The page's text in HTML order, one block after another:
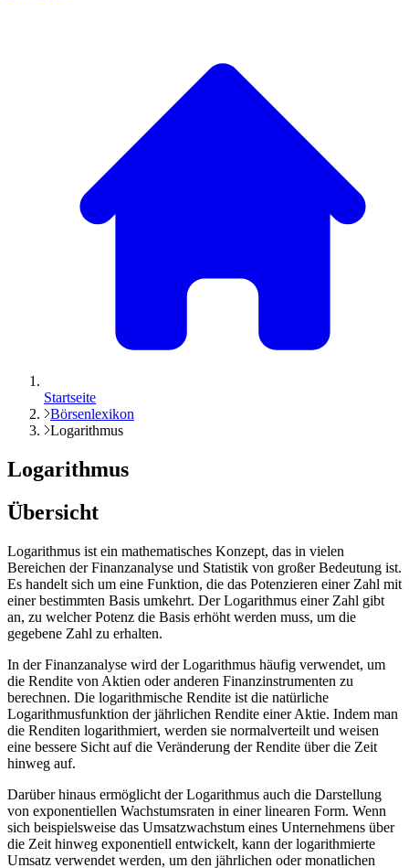
Startseite
Börsenlexikon
Logarithmus
Logarithmus
Übersicht
Logarithmus ist ein mathematisches Konzept, das in vielen
Bereichen der Finanzanalyse und Statistik von großer Bedeutung ist.
Es handelt sich um eine Funktion, die das Potenzieren einer Zahl mit
einer bestimmten Basis umkehrt. Der Logarithmus einer Zahl gibt
an, zu welcher Potenz die Basis erhöht werden muss, um die
gegebene Zahl zu erhalten.
In der Finanzanalyse wird der Logarithmus häufig verwendet, um
die Rendite von Aktien oder anderen Finanzinstrumenten zu
berechnen. Die logarithmische Rendite ist die natürliche
Logarithmusfunktion der jährlichen Rendite einer Aktie. Indem man
die Renditen logarithmiert, werden sie normalverteilt und weisen
eine bessere Sicht auf die Veränderung der Rendite über die Zeit
hinweg auf.
Darüber hinaus ermöglicht der Logarithmus auch die Darstellung
von exponentiellen Wachstumsraten in einer linearen Form. Wenn
sich beispielsweise das Umsatzwachstum eines Unternehmens über
die Zeit hinweg exponentiell entwickelt, kann der logarithmierte
Umsatz verwendet werden, um den jährlichen oder monatlichen